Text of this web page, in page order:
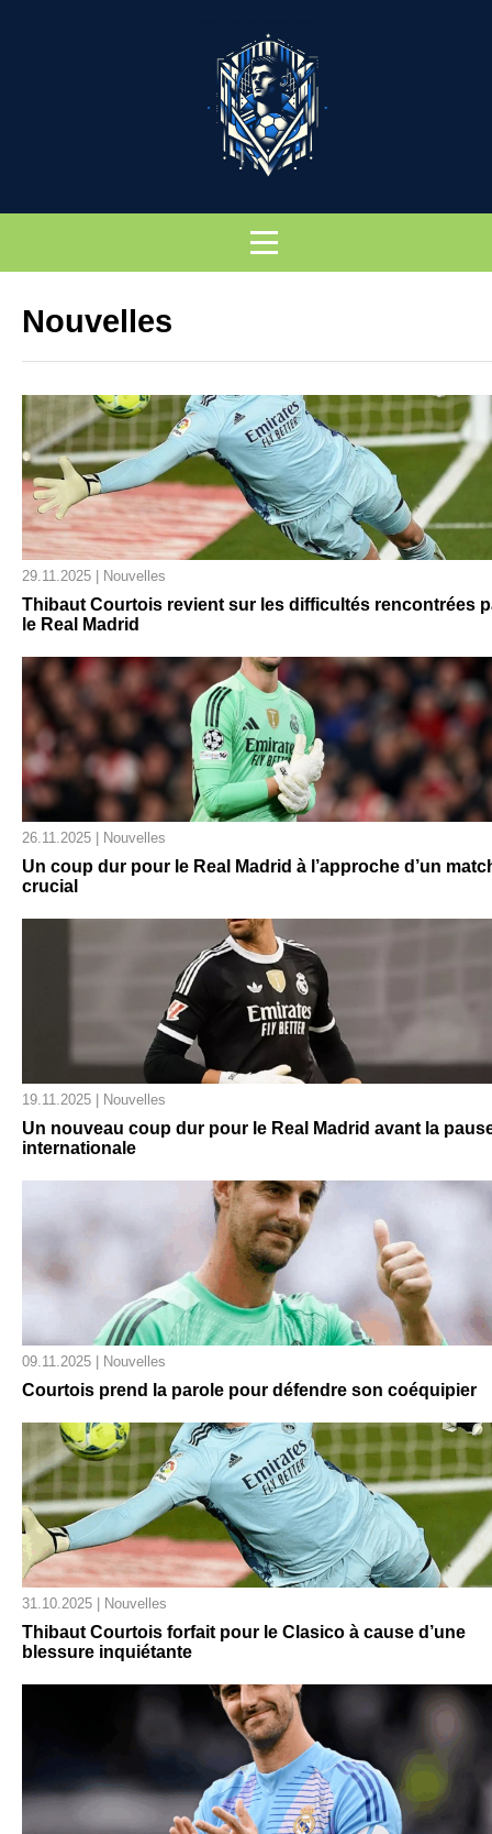
Nouvelles
29.11.2025 | Nouvelles
Thibaut Courtois revient sur les difficultés rencontrées
le Real Madrid
26.11.2025 | Nouvelles
Un coup dur pour le Real Madrid à l’approche d’un
crucial
19.11.2025 | Nouvelles
Un nouveau coup dur pour le Real Madrid avant la
internationale
09.11.2025 | Nouvelles
Courtois prend la parole pour défendre son coéquipier
31.10.2025 | Nouvelles
Thibaut Courtois forfait pour le Clasico à cause d’une
blessure inquiétante